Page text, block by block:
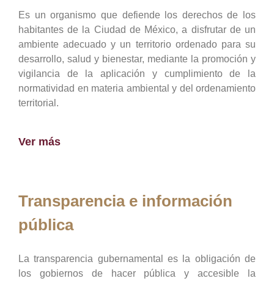
Es un organismo que defiende los derechos de los
habitantes de la Ciudad de México, a disfrutar de un
ambiente adecuado y un territorio ordenado para su
desarrollo, salud y bienestar, mediante la promoción y
vigilancia de la aplicación y cumplimiento de la
normatividad en materia ambiental y del ordenamiento
territorial.
Ver más
Transparencia e información
pública
La transparencia gubernamental es la obligación de
los gobiernos de hacer pública y accesible la